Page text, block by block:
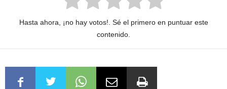
Hasta ahora, ¡no hay votos!. Sé el primero en puntuar este
contenido.